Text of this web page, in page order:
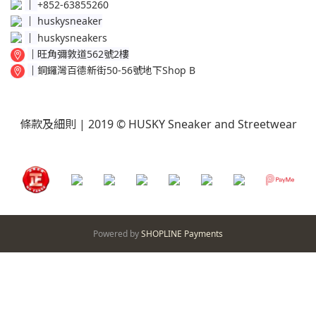
│ +852-63855260
huskysneaker
│ huskysneakers
│ 旺角彌敦道562號2樓
│ 銅鑼灣百德新街50-56號地下Shop B
條款及細則 | 2019 © HUSKY Sneaker and Streetwear
Powered bySHOPLINE Payments